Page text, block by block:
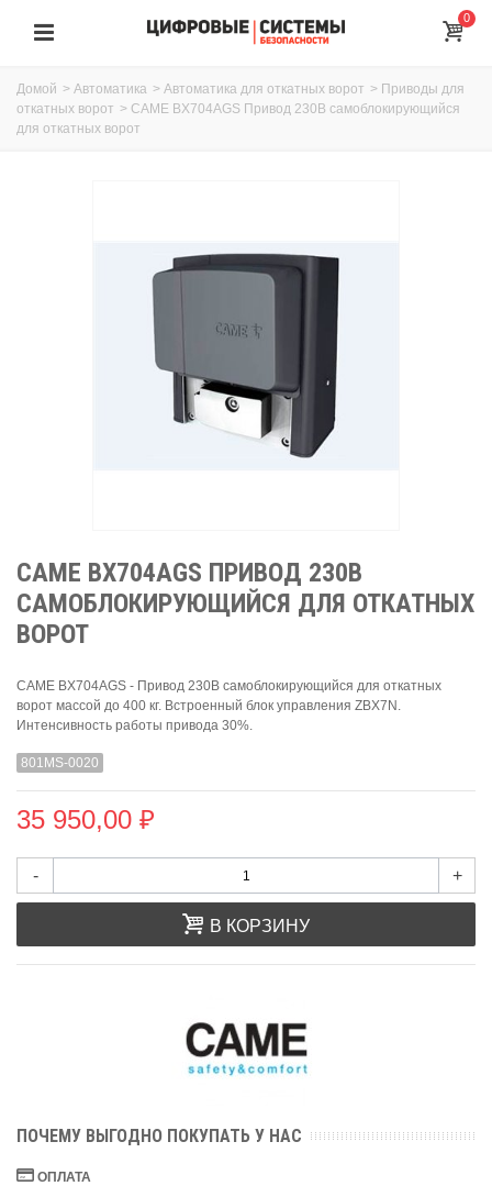
0
Домой > Автоматика > Автоматика для откатных ворот > Приводы для
откатных ворот > CAME BX704AGS Привод 230В самоблокирующийся
для откатных ворот
CAME BX704AGS ПРИВОД 230В
САМОБЛОКИРУЮЩИЙСЯ ДЛЯ ОТКАТНЫХ
ВОРОТ
CAME BX704AGS - Привод 230В самоблокирующийся для откатных
ворот массой до 400 кг. Встроенный блок управления ZBX7N.
Интенсивность работы привода 30%.
801MS-0020
35 950,00 ₽
- +
В КОРЗИНУ
ПОЧЕМУ ВЫГОДНО ПОКУПАТЬ У НАС
ОПЛАТА